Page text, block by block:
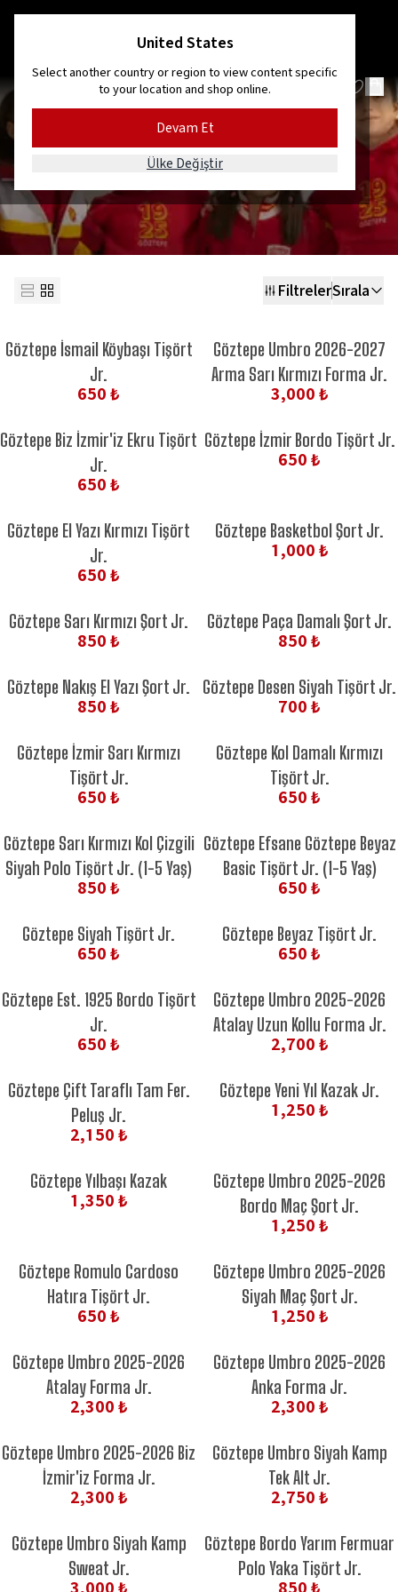
United States
Select another country or region to view content specific
to your location and shop online.
Devam Et
Ülke Değiştir
ÇOCUK GİYİM
FiltrelerSırala
YENİ ÜRÜN
Göztepe İsmail Köybaşı Tişört
Jr.
650 ₺
YENİ SEZON
YENİ ÜRÜN
Göztepe Umbro 2026-2027
Arma Sarı Kırmızı Forma Jr.
3,000 ₺
YENİ ÜRÜN
Göztepe Biz İzmir'iz Ekru Tişört
Jr.
650 ₺
YENİ ÜRÜN
Göztepe İzmir Bordo Tişört Jr.
650 ₺
YENİ ÜRÜN
Göztepe El Yazı Kırmızı Tişört
Jr.
650 ₺
YENİ ÜRÜN
Göztepe Basketbol Şort Jr.
1,000 ₺
YENİ ÜRÜN
Göztepe Sarı Kırmızı Şort Jr.
850 ₺
YENİ ÜRÜN
Göztepe Paça Damalı Şort Jr.
850 ₺
YENİ ÜRÜN
Göztepe Nakış El Yazı Şort Jr.
850 ₺
YENİ ÜRÜN
Göztepe Desen Siyah Tişört Jr.
700 ₺
YENİ ÜRÜN
Göztepe İzmir Sarı Kırmızı
Tişört Jr.
650 ₺
YENİ ÜRÜN
Göztepe Kol Damalı Kırmızı
Tişört Jr.
650 ₺
YENİ ÜRÜN
Göztepe Sarı Kırmızı Kol Çizgili
Siyah Polo Tişört Jr. (1-5 Yaş)
850 ₺
YENİ ÜRÜN
Göztepe Efsane Göztepe Beyaz
Basic Tişört Jr. (1-5 Yaş)
650 ₺
YENİ ÜRÜN
Göztepe Siyah Tişört Jr.
650 ₺
YENİ ÜRÜN
Göztepe Beyaz Tişört Jr.
650 ₺
YENİ ÜRÜN
Göztepe Est. 1925 Bordo Tişört
Jr.
650 ₺
Göztepe Umbro 2025-2026
Atalay Uzun Kollu Forma Jr.
2,700 ₺
Göztepe Çift Taraflı Tam Fer.
Peluş Jr.
2,150 ₺
Göztepe Yeni Yıl Kazak Jr.
1,250 ₺
Göztepe Yılbaşı Kazak
1,350 ₺
Göztepe Umbro 2025-2026
Bordo Maç Şort Jr.
1,250 ₺
Göztepe Romulo Cardoso
Hatıra Tişört Jr.
650 ₺
Göztepe Umbro 2025-2026
Siyah Maç Şort Jr.
1,250 ₺
Göztepe Umbro 2025-2026
Atalay Forma Jr.
2,300 ₺
Göztepe Umbro 2025-2026
Anka Forma Jr.
2,300 ₺
Göztepe Umbro 2025-2026 Biz
İzmir'iz Forma Jr.
2,300 ₺
Göztepe Umbro Siyah Kamp
Tek Alt Jr.
2,750 ₺
Göztepe Umbro Siyah Kamp
Sweat Jr.
3,000 ₺
Göztepe Bordo Yarım Fermuar
Polo Yaka Tişört Jr.
850 ₺